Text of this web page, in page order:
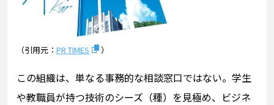
（引用元： PR TIMES ）
この組織は、単なる事務的な相談窓口ではない。学生
や教職員が持つ技術のシーズ（種）を見極め、ビジネ